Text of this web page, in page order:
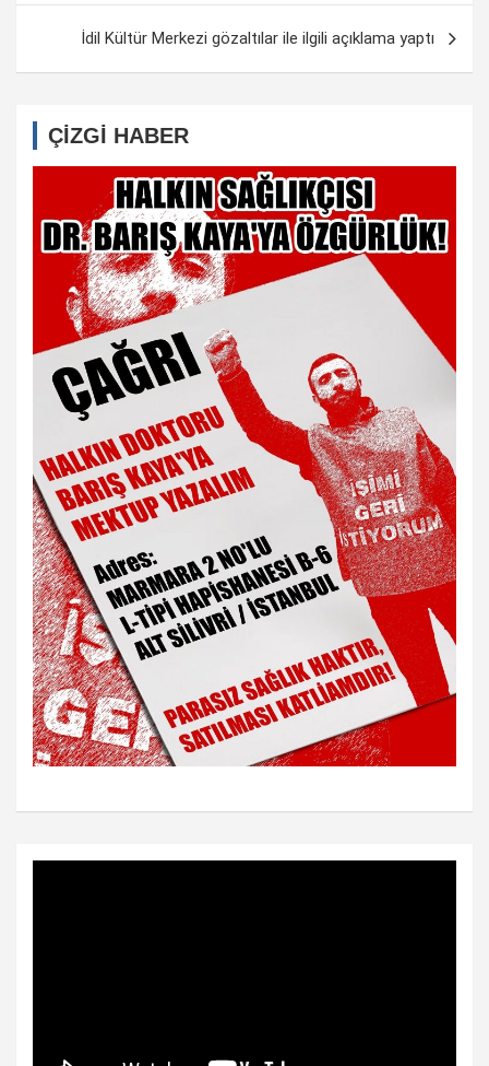
İdil Kültür Merkezi gözaltılar ile ilgili açıklama yaptı
ÇİZGİ HABER